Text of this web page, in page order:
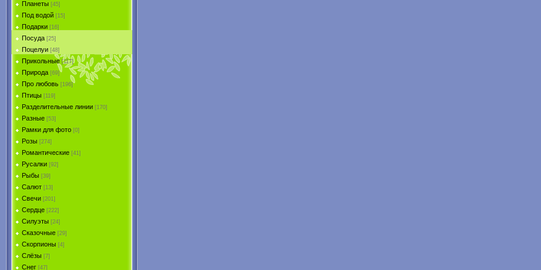
Планеты [45]
Под водой [15]
Подарки [16]
Посуда [25]
Поцелуи [48]
Прикольные [117]
Природа [69]
Про любовь [196]
Птицы [119]
Разделительные линии [170]
Разные [53]
Рамки для фото [0]
Розы [274]
Романтические [41]
Русалки [92]
Рыбы [39]
Салют [13]
Свечи [201]
Сердце [222]
Силуэты [24]
Сказочные [29]
Скорпионы [4]
Слёзы [7]
Снег [47]